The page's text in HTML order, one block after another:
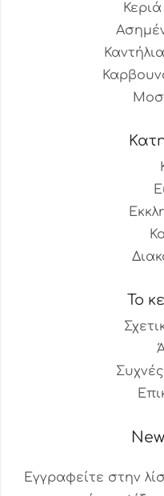
Το
Εγγραφείτε στην